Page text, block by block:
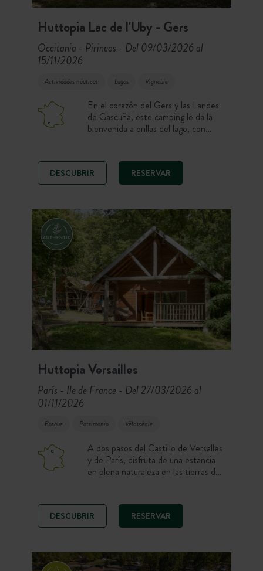
Huttopia Lac de l'Uby - Gers
Occitania - Pirineos - Del 09/03/2026 al
15/11/2026
Actividades náuticas Lagos Vignoble
En el corazón del Gers y las Landes
de Gascuña, este camping le da la
bienvenida a orillas del lago, con
Gers es disfrutar de un entorno
natural preservado entre lago,
viñedos y el arte de vivir del
agua hasta la degustación de
Armagnac en el Domaine d’Uby y la
visita a los Pueblos más Bellos de
Francia: una estancia ideal para
descubrir toda la riqueza del Gers,
entre relax, gastronomía y
autenticidad.
DESCUBRIR RESERVAR
Huttopia Versailles
París - Ile de France - Del 27/03/2026 al
01/11/2026
Bosque Patrimonio Véloscénie
A dos pasos del Castillo de Versalles
y de París, disfruta de una estancia
en plena naturaleza en las tierras del
parcelas, piscina cubierta climatizada
y actividades en la naturaleza en
verano. No hay que elegir entre los
de nuestro patrimonio.
DESCUBRIR RESERVAR